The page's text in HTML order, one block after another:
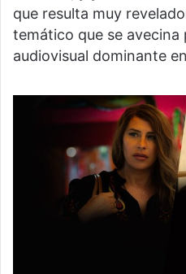
que resulta muy
temático que se avecina
audiovisual dominante